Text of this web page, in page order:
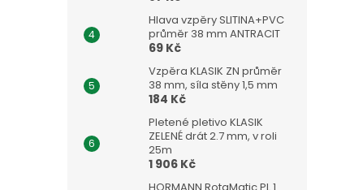
Hlava vzpěry SLITINA+PVC
průměr 38 mm ANTRACIT
69 Kč
Vzpěra KLASIK ZN průměr
38 mm, síla stěny 1,5 mm
184 Kč
Pletené pletivo KLASIK
ZELENÉ drát 2.7 mm, v roli
25m
1 906 Kč